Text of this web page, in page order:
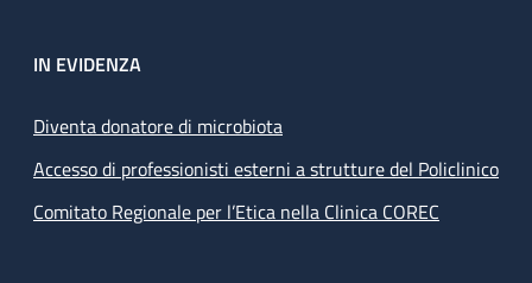
IN EVIDENZA
Diventa donatore di microbiota
Accesso di professionisti esterni a strutture del Policlinico
Comitato Regionale per l’Etica nella Clinica COREC